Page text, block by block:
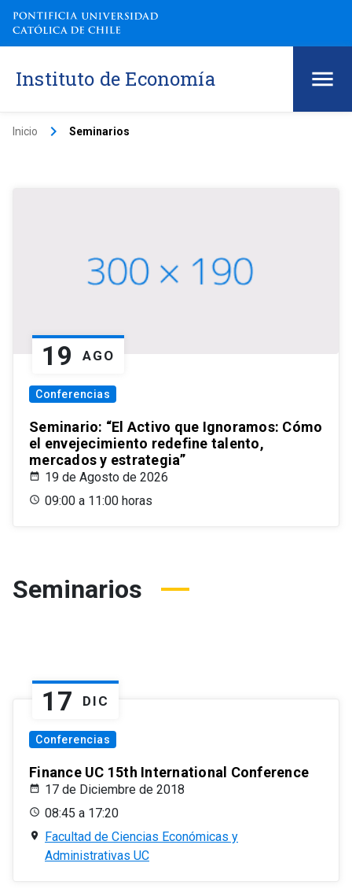
Instituto de Economía
Inicio keyboard_arrow_right Seminarios
19 AGO
Conferencias
Seminario: “El Activo que Ignoramos: Cómo
el envejecimiento redefine talento,
mercados y estrategia”
19 de Agosto de 2026
09:00 a 11:00 horas
Seminarios
17 DIC
Conferencias
Finance UC 15th International Conference
17 de Diciembre de 2018
08:45 a 17:20
Facultad de Ciencias Económicas y
Administrativas UC